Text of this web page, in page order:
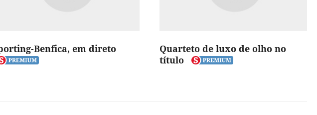
Benfica, em direto
Quarteto de luxo de olho no
título